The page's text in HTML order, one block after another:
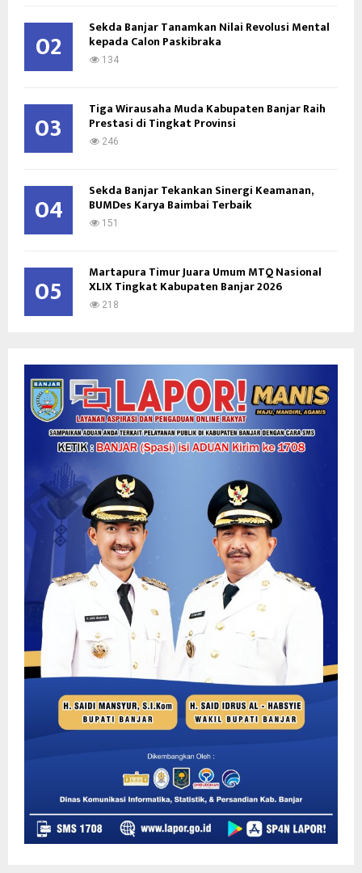
H
02 Sekda Banjar Tanamkan Nilai Revolusi Mental
kepada Calon Paskibraka
134
03 Tiga Wirausaha Muda Kabupaten Banjar Raih
Prestasi di Tingkat Provinsi
246
04 Sekda Banjar Tekankan Sinergi Keamanan,
BUMDes Karya Baimbai Terbaik
151
05 Martapura Timur Juara Umum MTQ Nasional
XLIX Tingkat Kabupaten Banjar 2026
218